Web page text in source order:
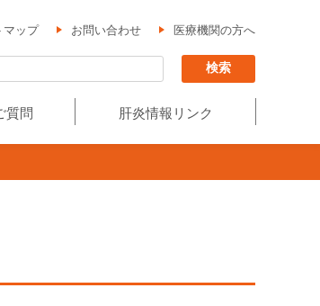
マップ お問い合わせ 医療機関の方へ
質問 肝炎情報リンク